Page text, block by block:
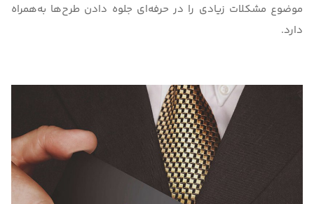
موضوع مشکلات زیادی را در حرفه‌ای جلوه دادن طرح‌ها به‌همراه
دارد.